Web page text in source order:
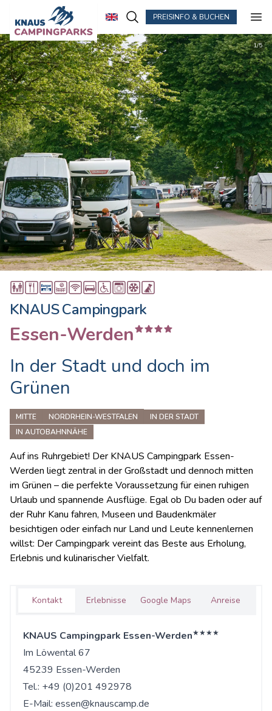
Zum Hauptinhalt springen
PREISINFO & BUCHEN
1/5
KNAUS Campingpark
Essen-Werden
In der Stadt und doch im
Grünen
MITTE NORDRHEIN-WESTFALEN
IN DER STADT
IN AUTOBAHNNÄHE
Auf ins Ruhrgebiet! Der KNAUS Campingpark Essen-
Werden liegt zentral in der Großstadt und dennoch mitten
im Grünen – die perfekte Voraussetzung für einen ruhigen
Urlaub und spannende Ausflüge. Egal ob Du baden oder auf
der Ruhr Kanu fahren, Museen und Baudenkmäler
besichtigen oder einfach nur Land und Leute kennenlernen
willst: Der Campingpark vereint das Beste aus Erholung,
Erlebnis und kulinarischer Vielfalt.
Kontakt Erlebnisse Google Maps Anreise
KNAUS Campingpark Essen-Werden★★★★
Im Löwental 67
45239 Essen-Werden
Tel.: +49 (0)201 492978
E-Mail: essen@knauscamp.de